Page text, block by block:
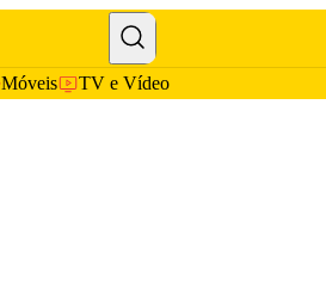
Móveis TV e Vídeo